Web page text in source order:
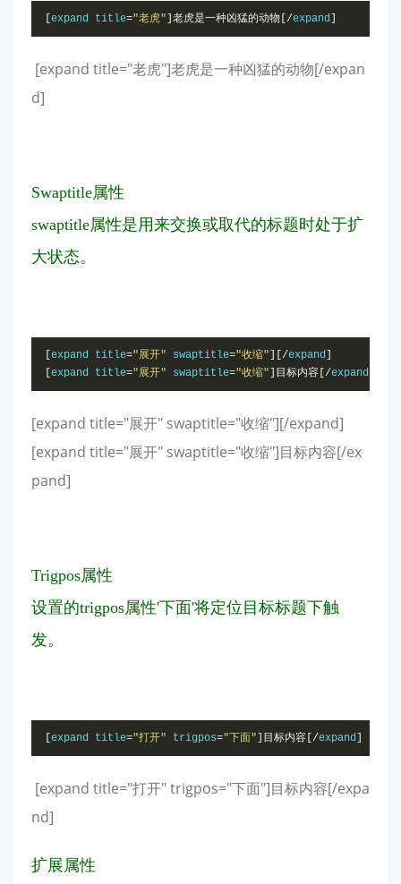
expand title="老虎" ]老虎是一种凶猛的动物[/expand
[expand title="老虎"]老虎是一种凶猛的动物[/expan
d]
Swaptitle属性
swaptitle属性是用来交换或取代的标题时处于扩
大状态。
expand title="展开" swaptitle="收缩" ][/expand
expand title="展开" swaptitle="收缩" ]目标内容[/expand
[expand title="展开" swaptitle="收缩"][/expand]
[expand title="展开" swaptitle="收缩"]目标内容[/ex
pand]
Trigpos属性
设置的trigpos属性'下面'将定位目标标题下触
发。
expand title="打开" trigpos="下面" ]目标内容[/expand
[expand title="打开" trigpos="下面"]目标内容[/expa
nd]
扩展属性